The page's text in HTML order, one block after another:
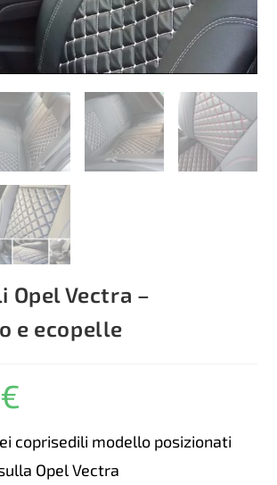
Opel Vectra –
e ecopelle
€
coprisedili modello posizionati
Opel Vectra